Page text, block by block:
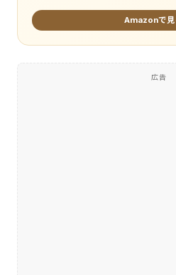
Amazonで
広告